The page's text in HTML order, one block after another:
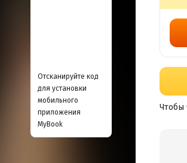
Отсканируйте код
для установки
мобильного
приложения
MyBook
Чтобы